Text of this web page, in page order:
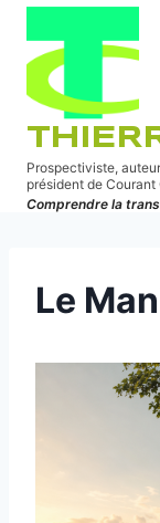
Aller
contenu
Prospectiviste,
président de
Comprendre la
Le